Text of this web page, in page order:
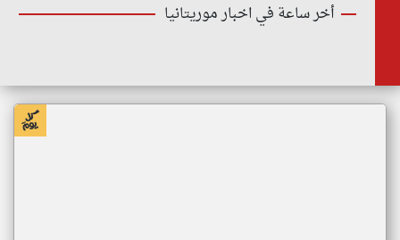
أخر ساعة في اخبار موريتانيا